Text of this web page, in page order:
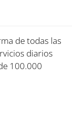
de todas las
diarios
100.000